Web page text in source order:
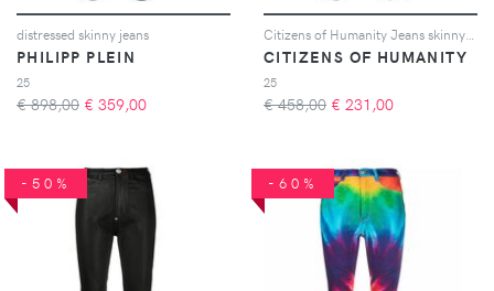
distressed skinny jeans
PHILIPP PLEIN
25
€ 898,00 € 359,00
CITIZENS OF HUMANITY
25
€ 458,00 € 231,00
-50% -60%